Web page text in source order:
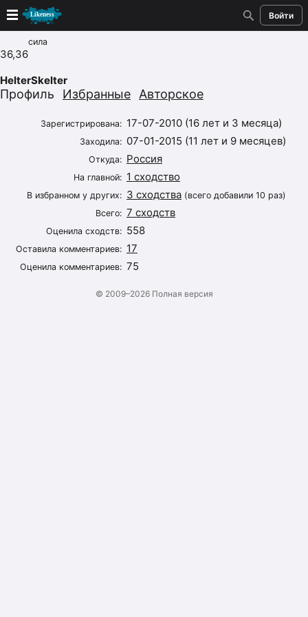
Войти
Новые
Лучшие
Голосование
Случайное сходство 👍
Создать сходство
Для публикации необходима авторизация
сила
36,36
HelterSkelter
Профиль Избранные Авторское
Зарегистрирована: 17-07-2010 (16 лет и 3 месяца)
Заходила: 07-01-2015 (11 лет и 9 месяцев)
Откуда: Россия
На главной: 1 сходство
В избранном у других: 3 сходства (всего добавили 10 раз)
Всего: 7 сходств
Оценила сходств: 558
Оставила комментариев: 17
Оценила комментариев: 75
© 2009–2026 Полная версия